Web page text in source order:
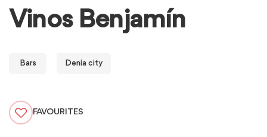
Vinos Benjamín
Bars Denia city
FAVOURITES